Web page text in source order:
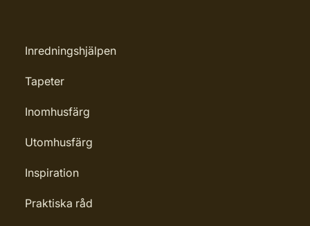
Inredningshjälpen
Tapeter
Inomhusfärg
Utomhusfärg
Inspiration
Praktiska råd